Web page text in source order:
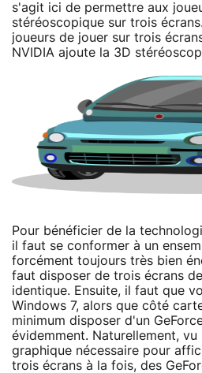
s'agit ici de permettre aux
stéréoscopique sur trois
joueurs de jouer sur trois
NVIDIA ajoute la 3D
Pour bénéficier de la
il faut se conformer à un
forcément toujours très bien
faut disposer de trois écrans
identique. Ensuite, il faut que
Windows 7, alors que côté
minimum disposer d'un
évidemment. Naturellement, vu
graphique nécessaire pour
trois écrans à la fois, des